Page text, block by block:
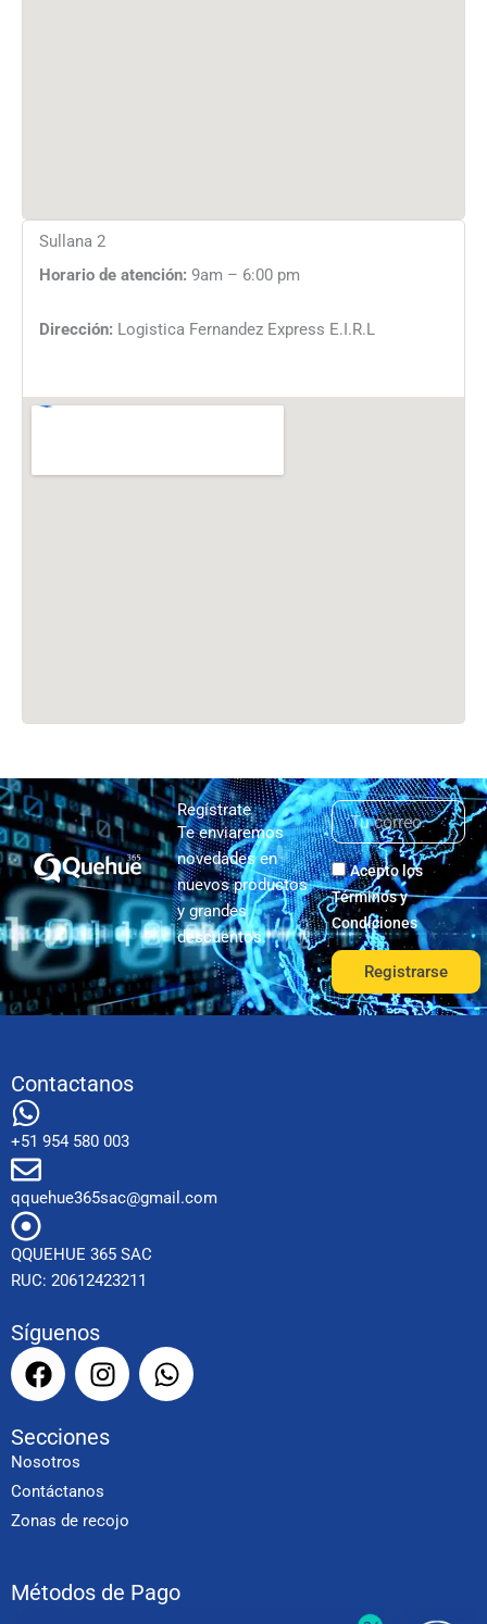
Sullana 2
Horario de atención: 9am – 6:00 pm
Dirección: Logistica Fernandez Express E.I.R.L
Regístrate
Te enviaremos
novedades en
nuevos productos
y grandes
descuentos.
Acepto los
Términos y
Condiciones
Registrarse
Contactanos
+51 954 580 003
qquehue365sac@gmail.com
QQUEHUE 365 SAC
RUC: 20612423211
Síguenos
F
a
e
b
o
o
I
n
t
g
r
m
W
h
Secciones
Nosotros
Contáctanos
Zonas de recojo
Métodos de Pago